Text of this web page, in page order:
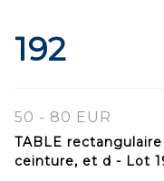
192
50 - 80 EUR
TABLE
ceinture, et d - Lot